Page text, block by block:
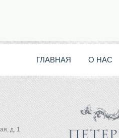
ГЛАВНАЯ О НАС
д. 1